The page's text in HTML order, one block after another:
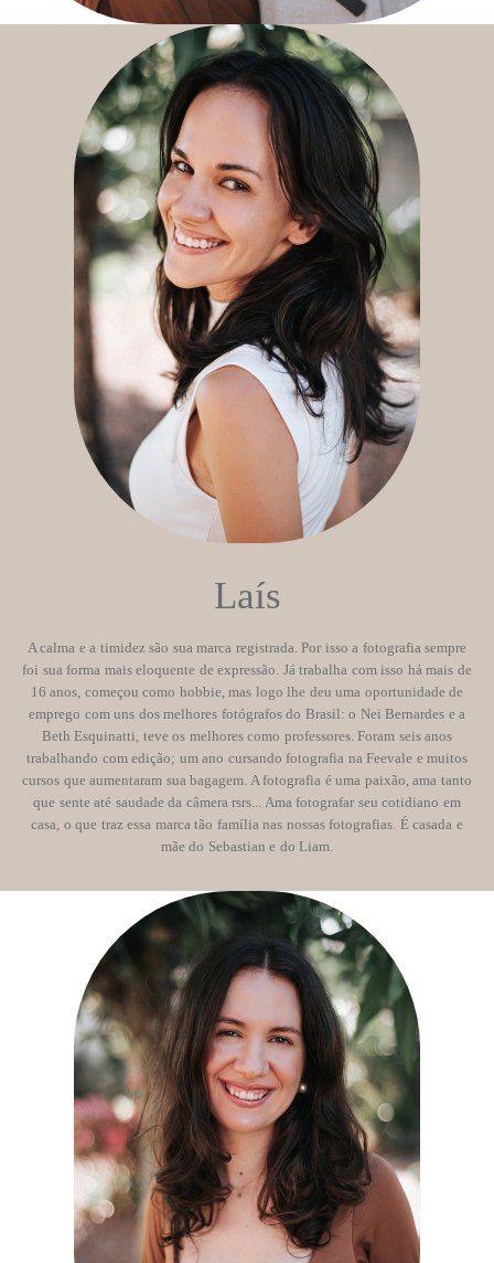
Laís
A calma e a timidez são sua marca registrada. Por isso a fotografia sempre
foi sua forma mais eloquente de expressão. Já trabalha com isso há mais de
16 anos, começou como hobbie, mas logo lhe deu uma oportunidade de
emprego com uns dos melhores fotógrafos do Brasil: o Nei Bernardes e a
Beth Esquinatti, teve os melhores como professores. Foram seis anos
trabalhando com edição; um ano cursando fotografia na Feevale e muitos
cursos que aumentaram sua bagagem. A fotografia é uma paixão, ama tanto
que sente até saudade da câmera rsrs... Ama fotografar seu cotidiano em
casa, o que traz essa marca tão família nas nossas fotografias. É casada e
mãe do Sebastian e do Liam.